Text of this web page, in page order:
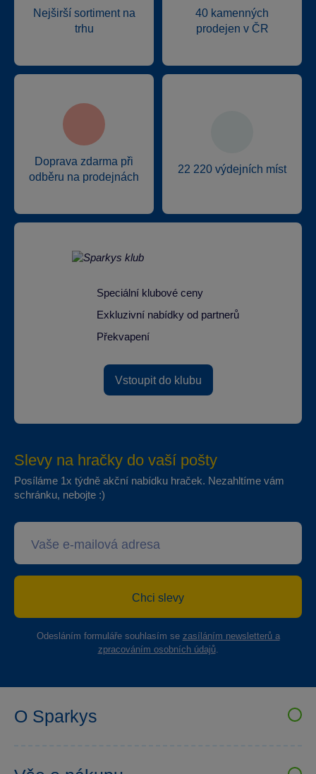
Nejširší sortiment na
trhu
40 kamenných
prodejen v ČR
Doprava zdarma při
odběru na prodejnách
22 220 výdejních míst
Speciální klubové ceny
Exkluzivní nabídky od partnerů
Překvapení
Vstoupit do klubu
Slevy na hračky do vaší pošty
Posíláme 1x týdně akční nabídku hraček. Nezahltíme vám
schránku, nebojte :)
Chci slevy
Odesláním formuláře souhlasím se zasíláním newsletterů a
zpracováním osobních údajů.
O Sparkys